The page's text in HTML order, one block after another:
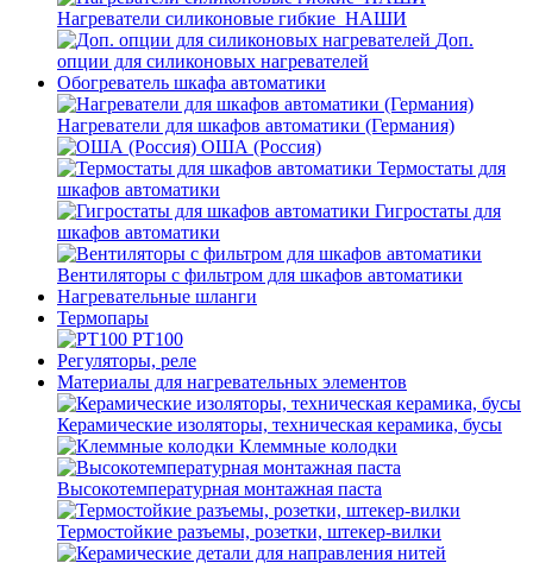
Нагреватели силиконовые гибкие_НАШИ
Доп.
опции для силиконовых нагревателей
Обогреватель шкафа автоматики
Нагреватели для шкафов автоматики (Германия)
ОША (Россия)
Термостаты для
шкафов автоматики
Гигростаты для
шкафов автоматики
Вентиляторы с фильтром для шкафов автоматики
Нагревательные шланги
Термопары
PT100
Регуляторы, реле
Материалы для нагревательных элементов
Керамические изоляторы, техническая керамика, бусы
Клеммные колодки
Высокотемпературная монтажная паста
Термостойкие разъемы, розетки, штекер-вилки